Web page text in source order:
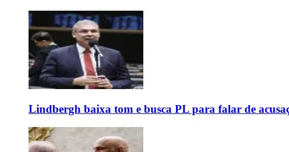
Lindbergh baixa tom e busca PL para falar de